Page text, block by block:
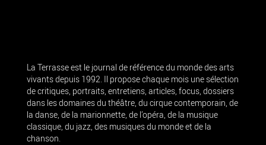
La Terrasse est le journal de référence du monde des arts
vivants depuis 1992. Il propose chaque mois une sélection
de critiques, portraits, entretiens, articles, focus, dossiers
dans les domaines du théâtre, du cirque contemporain, de
la danse, de la marionnette, de l’opéra, de la musique
classique, du jazz, des musiques du monde et de la
chanson.